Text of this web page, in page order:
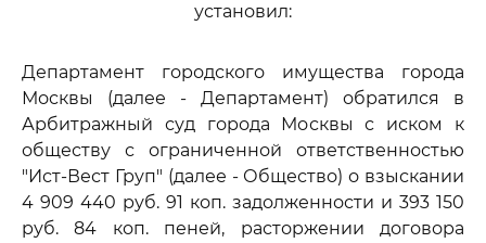
установил:
Департамент городского имущества города
Москвы (далее - Департамент) обратился в
Арбитражный суд города Москвы с иском к
обществу с ограниченной ответственностью
"Ист-Вест Груп" (далее - Общество) о взыскании
4 909 440 руб. 91 коп. задолженности и 393 150
руб. 84 коп. пеней, расторжении договора